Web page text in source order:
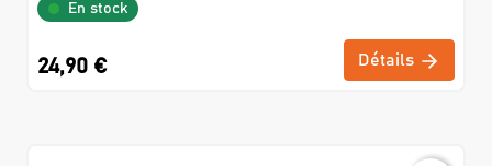
En stock
24,90 € Détails